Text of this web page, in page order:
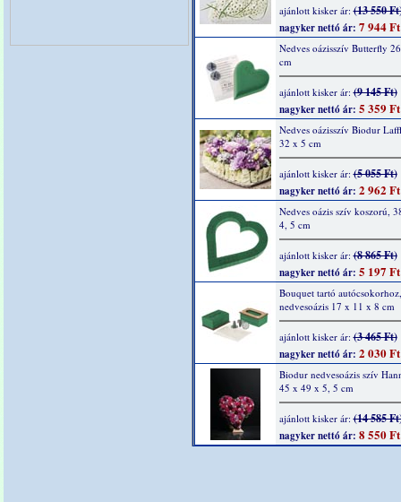
ajánlott kisker ár:(13 550
nagyker nettó ár: 7 944 Ft
Nedves oázisszív Butterfly
cm
ajánlott kisker ár:(9 145 Ft)
nagyker nettó ár: 5 359 Ft
Nedves oázisszív Biodur
32 x 5 cm
ajánlott kisker ár:(5 055 Ft)
nagyker nettó ár: 2 962 Ft
Nedves oázis szív koszorú,
4, 5 cm
ajánlott kisker ár:(8 865 Ft)
nagyker nettó ár: 5 197 Ft
Bouquet tartó autócsokorhoz,
nedvesoázis 17 x 11 x 8 cm
ajánlott kisker ár:(3 465 Ft)
nagyker nettó ár: 2 030 Ft
Biodur nedvesoázis szív
45 x 49 x 5, 5 cm
ajánlott kisker ár:(14 585
nagyker nettó ár: 8 550 Ft